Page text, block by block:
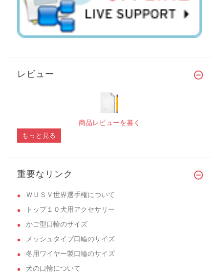
レビュー
商品レビューを書く
もっと見る
重要なリンク
ＷＵＳＶ世界選手権について
トップ１０犬用アクセサリー
かご型口輪のサイズ
メッシュタイプ口輪のサイズ
冬用ワイヤー製口輪のサイズ
犬の口輪について